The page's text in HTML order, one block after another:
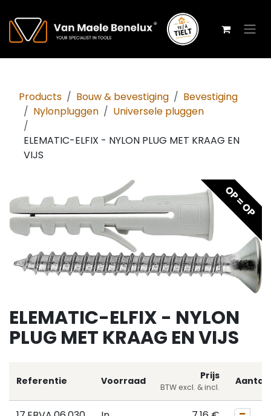
Products Bouw & bevestiging
Bevestiging
Nylonpluggen
Universele pluggen
ELEMATIC-ELFIX - NYLON PLUG MET KRAAG EN
VIJS
OP = OP
ELEMATIC-ELFIX - NYLON
PLUG MET KRAAG EN VIJS
Referentie Voorraad Prijs
BTW excl. & incl.
Aantal